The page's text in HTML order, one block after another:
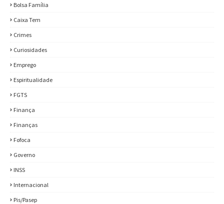
Bolsa Família
Caixa Tem
Crimes
Curiosidades
Emprego
Espiritualidade
FGTS
Finança
Finanças
Fofoca
Governo
INSS
Internacional
Pis/Pasep